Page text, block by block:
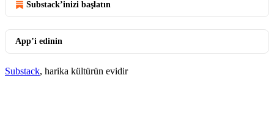
Substack’inizi başlatın
App’i edinin
Substack, harika kültürün evidir